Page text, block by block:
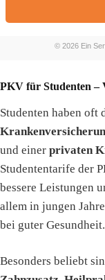
PKV für Studenten –
Studenten haben oft
und einer privaten
Studententarife der
bessere Leistungen
allem in jungen
bei guter Gesundheit.
Besonders beliebt